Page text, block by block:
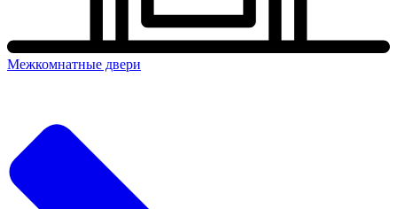
Межкомнатные двери